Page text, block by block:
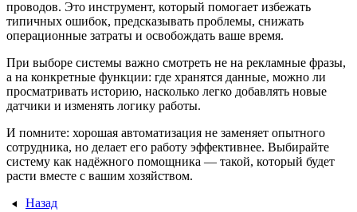
проводов. Это инструмент, который помогает избежать
типичных ошибок, предсказывать проблемы, снижать
операционные затраты и освобождать ваше время.
При выборе системы важно смотреть не на рекламные фразы,
а на конкретные функции: где хранятся данные, можно ли
просматривать историю, насколько легко добавлять новые
датчики и изменять логику работы.
И помните: хорошая автоматизация не заменяет опытного
сотрудника, но делает его работу эффективнее. Выбирайте
систему как надёжного помощника — такой, который будет
расти вместе с вашим хозяйством.
Назад